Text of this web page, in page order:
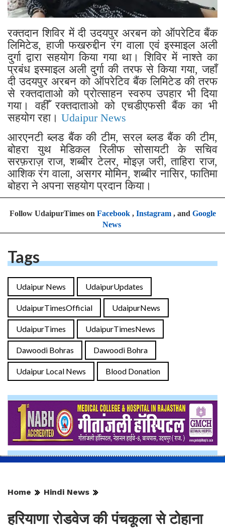
रक्तदान शिविर में दी उदयपुर अरबन को ऑपरेटिव बैंक
लिमिटेड, हाजी फखरुद्दीन रंग वाला एवं इस्माइल अली
दुर्गा द्वारा सहयोग किया गया था। शिविर में नाश्ते का
प्रबंध इस्माइल अली दुर्गा की तरफ से किया गया, जहाँ
दी उदयपुर अरबन को ऑपरेटिव बैंक लिमिटेड की तरफ
से रक्तदाताओ को प्रोत्साहन स्वरुप उपहार भी दिया
गया। वहीँ रक्तदाताओ को एचडीएफसी बैंक का भी
सहयोग रहा। Udaipur News
आरएनटी ब्लड बैंक की टीम, सरल ब्लड बैंक की टीम,
बोहरा युथ मेडिकल रिलीफ सोसायटी के सचिव
सरफ़राज़ राज, शब्बीर टेलर, मोइज़ जरी, ताहिरा राज,
आशिक रंग वाला, असगर मोमिन, शब्बीर नासिर, फातिमा
बोहरा ने अपना सहयोग प्रदान किया।
Follow UdaipurTimes on Facebook, Instagram, and Google
News
Tags
Udaipur News UdaipurUpdates
UdaipurTimesOfficial UdaipurNews
UdaipurTimes UdaipurTimesNews
Dawoodi Bohras Dawoodi Bohra
Udaipur Local News Blood Donation
Home Hindi News
हरियाणा रोडवेज की पंचकूला से टोहाना